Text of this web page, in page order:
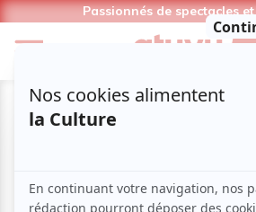
Passionnés de spectacles